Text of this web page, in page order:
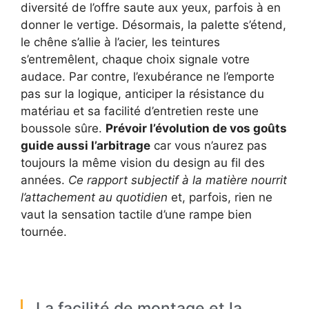
diversité de l’offre saute aux yeux, parfois à en
donner le vertige. Désormais, la palette s’étend,
le chêne s’allie à l’acier, les teintures
s’entremêlent, chaque choix signale votre
audace. Par contre, l’exubérance ne l’emporte
pas sur la logique, anticiper la résistance du
matériau et sa facilité d’entretien reste une
boussole sûre. Prévoir l’évolution de vos goûts
guide aussi l’arbitrage car vous n’aurez pas
toujours la même vision du design au fil des
années. Ce rapport subjectif à la matière nourrit
l’attachement au quotidien et, parfois, rien ne
vaut la sensation tactile d’une rampe bien
tournée.